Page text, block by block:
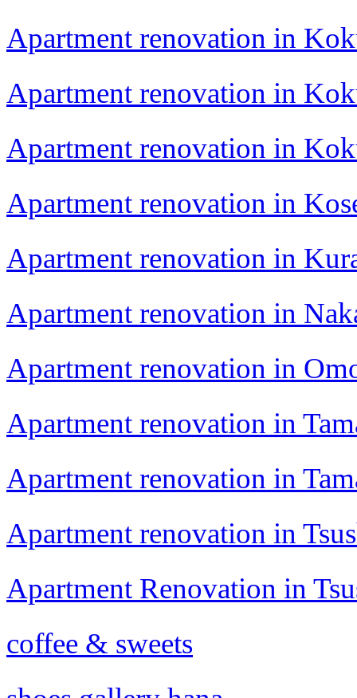
Apartment renovation in
Apartment renovation in
Apartment renovation in
Apartment renovation in
Apartment renovation in
Apartment renovation in
Apartment renovation in
Apartment renovation in
Apartment renovation in
Apartment renovation in
Apartment Renovation in
coffee & sweets